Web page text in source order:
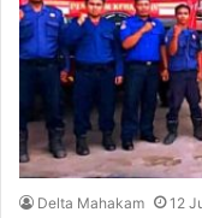
Delta Mahakam 12